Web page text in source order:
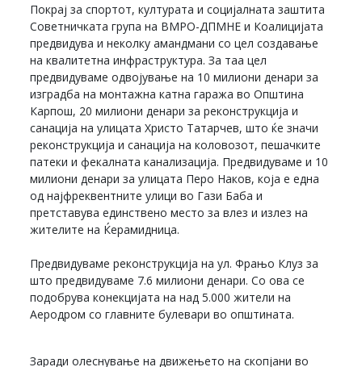
Покрај за спортот, културата и социјалната заштита
Советничката група на ВМРО-ДПМНЕ и Коалицијата
предвидува и неколку амандмани со цел создавање
на квалитетна инфраструктура. За таа цел
предвидуваме одвојување на 10 милиони денари за
изградба на монтажна катна гаража во Општина
Карпош, 20 милиони денари за реконструкција и
санација на улицата Христо Татарчев, што ќе значи
реконструкција и санација на коловозот, пешачките
патеки и фекалната канализација. Предвидуваме и 10
милиони денари за улицата Перо Наков, која е една
од најфреквентните улици во Гази Баба и
претставува единствено место за влез и излез на
жителите на Ќерамидница.
Предвидуваме реконструкција на ул. Фрањо Клуз за
што предвидуваме 7.6 милиони денари. Со ова се
подобрува конекцијата на над 5.000 жители на
Аеродром со главните булевари во општината.
Заради олеснување на движењето на скопјани во